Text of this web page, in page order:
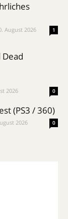
August 2026 1
Dead
2026 0
(PS3 / 360)
2026 0